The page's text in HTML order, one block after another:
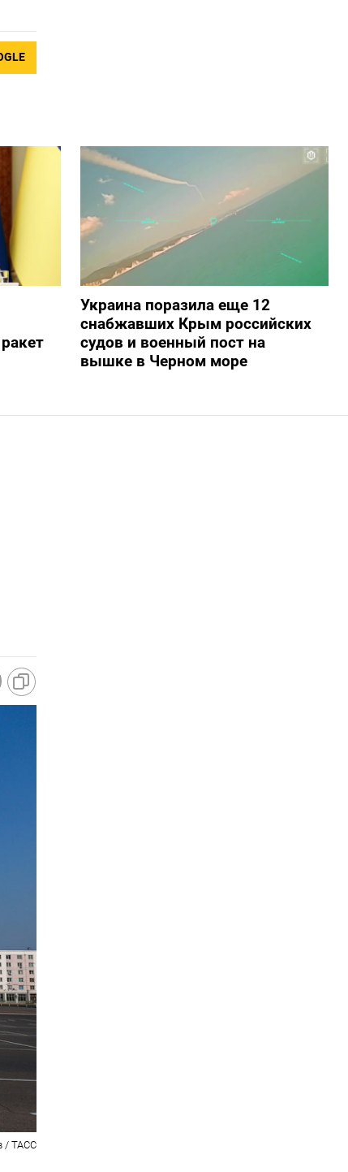
Украина поразила еще 12
снабжавших Крым российских
судов и военный пост на
вышке в Черном море
/ ТАСС